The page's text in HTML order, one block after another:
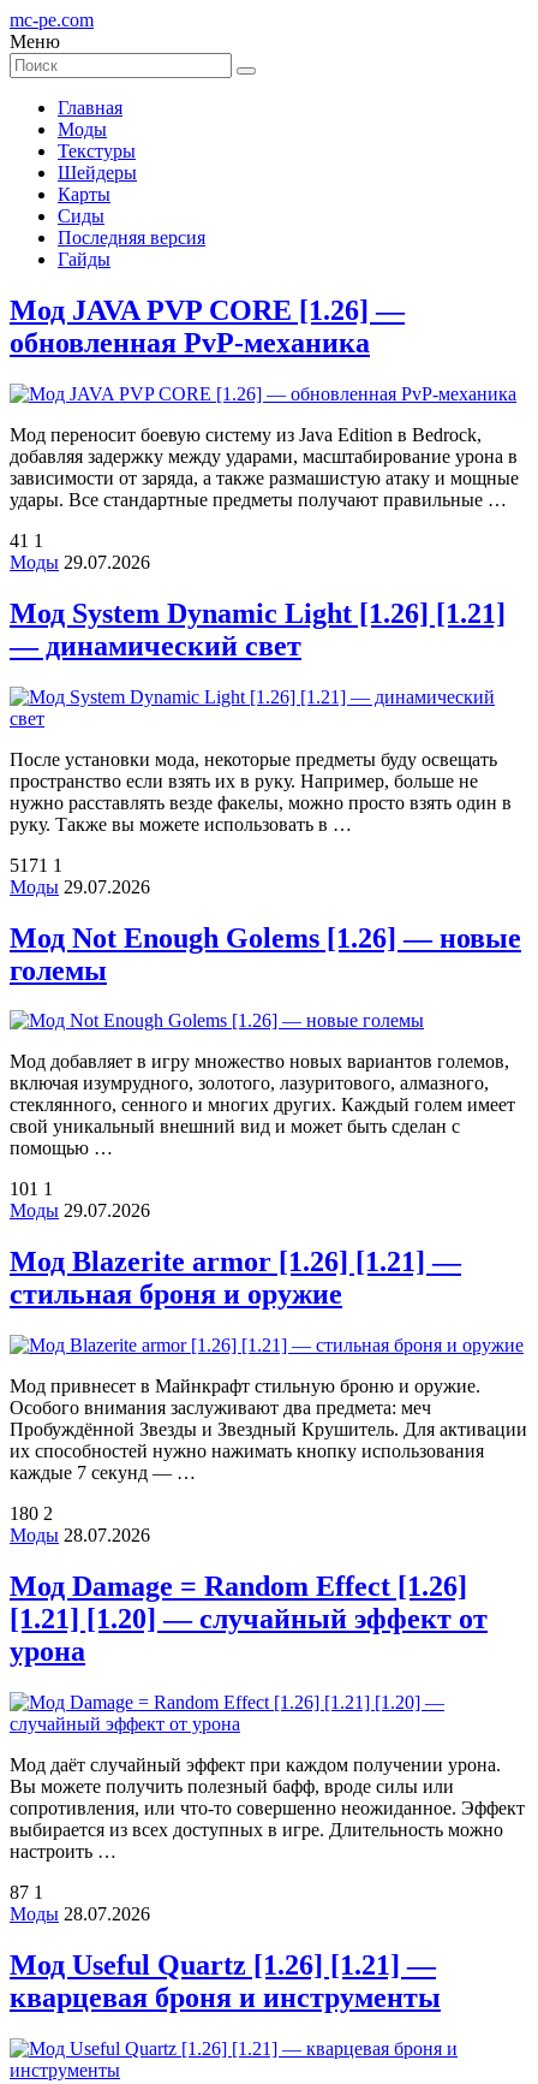
mc-pe.com
Меню
Главная
Моды
Текстуры
Шейдеры
Карты
Сиды
Последняя версия
Гайды
Мод JAVA PVP CORE [1.26] —
обновленная PvP-механика
Мод переносит боевую систему из Java Edition в Bedrock,
добавляя задержку между ударами, масштабирование урона в
зависимости от заряда, а также размашистую атаку и мощные
удары. Все стандартные предметы получают правильные …
41 1
Моды 29.07.2026
Мод System Dynamic Light [1.26] [1.21]
— динамический свет
После установки мода, некоторые предметы буду освещать
пространство если взять их в руку. Например, больше не
нужно расставлять везде факелы, можно просто взять один в
руку. Также вы можете использовать в …
5171 1
Моды 29.07.2026
Мод Not Enough Golems [1.26] — новые
големы
Мод добавляет в игру множество новых вариантов големов,
включая изумрудного, золотого, лазуритового, алмазного,
стеклянного, сенного и многих других. Каждый голем имеет
свой уникальный внешний вид и может быть сделан с
помощью …
101 1
Моды 29.07.2026
Мод Blazerite armor [1.26] [1.21] —
стильная броня и оружие
Мод привнесет в Майнкрафт стильную броню и оружие.
Особого внимания заслуживают два предмета: меч
Пробуждённой Звезды и Звездный Крушитель. Для активации
их способностей нужно нажимать кнопку использования
каждые 7 секунд — …
180 2
Моды 28.07.2026
Мод Damage = Random Effect [1.26]
[1.21] [1.20] — случайный эффект от
урона
Мод даёт случайный эффект при каждом получении урона.
Вы можете получить полезный бафф, вроде силы или
сопротивления, или что-то совершенно неожиданное. Эффект
выбирается из всех доступных в игре. Длительность можно
настроить …
87 1
Моды 28.07.2026
Мод Useful Quartz [1.26] [1.21] —
кварцевая броня и инструменты